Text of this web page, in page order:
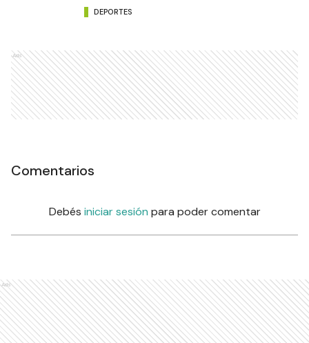
DEPORTES
Ads
Comentarios
Debés iniciar sesión para poder comentar
Ads